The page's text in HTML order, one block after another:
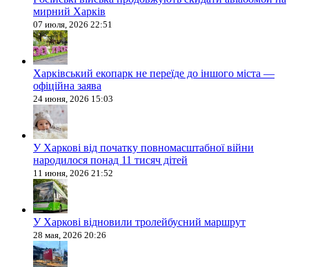
мирний Харків
07 июля, 2026 22:51
Харківський екопарк не переїде до іншого міста —
офіційна заява
24 июня, 2026 15:03
У Харкові від початку повномасштабної війни
народилося понад 11 тисяч дітей
11 июня, 2026 21:52
У Харкові відновили тролейбусний маршрут
28 мая, 2026 20:26